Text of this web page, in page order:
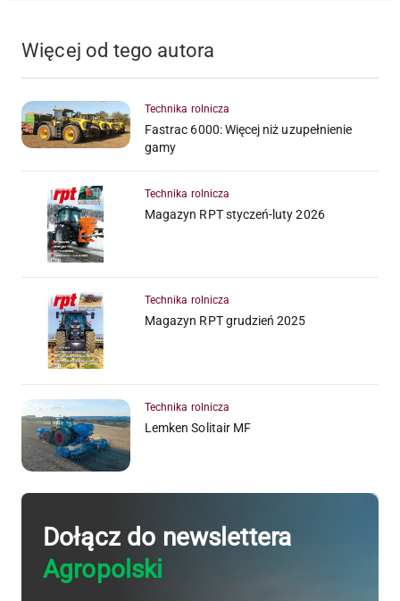
Więcej od tego autora
Technika rolnicza
Fastrac 6000: Więcej niż uzupełnienie
gamy
Technika rolnicza
Magazyn RPT styczeń-luty 2026
Technika rolnicza
Magazyn RPT grudzień 2025
Technika rolnicza
Lemken Solitair MF
Dołącz do newslettera
Agropolski